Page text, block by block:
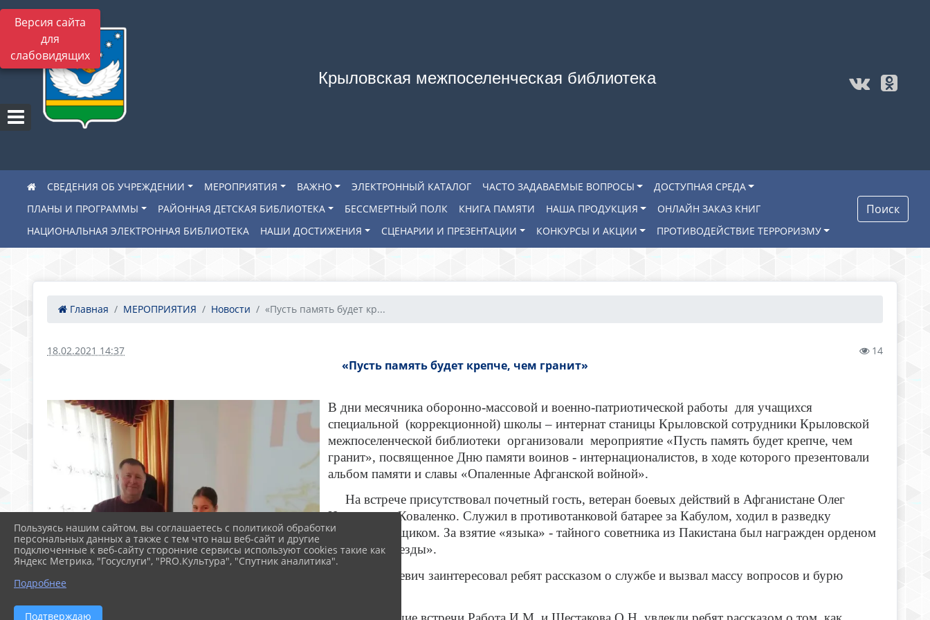
Версия сайта
для
слабовидящих
Крыловская межпоселенческая библиотека
СВЕДЕНИЯ ОБ УЧРЕЖДЕНИИ МЕРОПРИЯТИЯ ВАЖНО ЭЛЕКТРОННЫЙ КАТАЛОГ ЧАСТО ЗАДАВАЕМЫЕ ВОПРОСЫ
ДОСТУПНАЯ СРЕДА
ПЛАНЫ И ПРОГРАММЫ
РАЙОННАЯ ДЕТСКАЯ БИБЛИОТЕКА БЕССМЕРТНЫЙ ПОЛК КНИГА ПАМЯТИ НАША ПРОДУКЦИЯ
ОНЛАЙН ЗАКАЗ КНИГ
НАЦИОНАЛЬНАЯ ЭЛЕКТРОННАЯ БИБЛИОТЕКА
НАШИ ДОСТИЖЕНИЯ СЦЕНАРИИ И ПРЕЗЕНТАЦИИ КОНКУРСЫ И АКЦИИ ПРОТИВОДЕЙСТВИЕ ТЕРРОРИЗМУ
Поиск
Главная МЕРОПРИЯТИЯ Новости «Пусть память будет кр...
18.02.2021 14:37 14
«Пусть память будет крепче, чем гранит»
В дни месячника оборонно-массовой и военно-патриотической работы для учащихся
специальной (коррекционной) школы – интернат станицы Крыловской сотрудники Крыловской
межпоселенческой библиотеки организовали мероприятие «Пусть память будет крепче, чем
гранит», посвященное Дню памяти воинов - интернационалистов, в ходе которого презентовали
альбом памяти и славы «Опаленные Афганской войной».
На встрече присутствовал почетный гость, ветеран боевых действий в Афганистане Олег
Николаевич Коваленко. Служил в противотанковой батарее за Кабулом, ходил в разведку
корректировщиком. За взятие «языка» - тайного советника из Пакистана был награжден орденом
«Красной Звезды».
Олег Николаевич заинтересовал ребят рассказом о службе и вызвал массу вопросов и бурю
Пользуясь нашим сайтом, вы соглашаетесь с политикой обработки
персональных данных а также с тем что наш веб-сайт и другие
подключенные к веб-сайту сторонние сервисы используют cookies такие как
Яндекс Метрика, "Госуслуги", "PRO.Культура", "Спутник аналитика".
Подробнее
Подтверждаю